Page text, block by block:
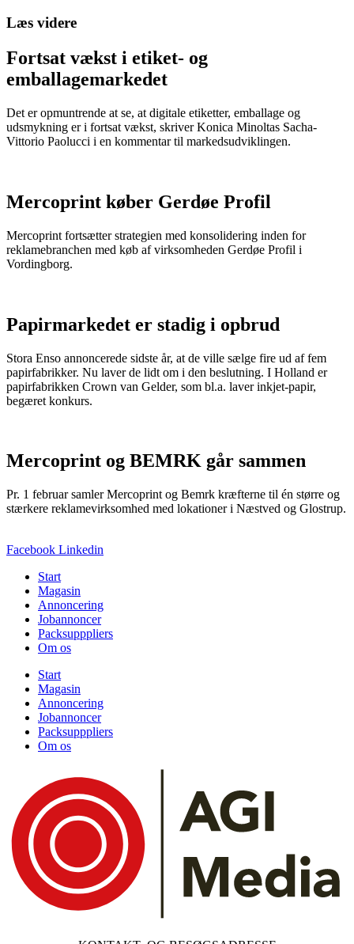
Læs videre
Fortsat vækst i etiket- og
emballagemarkedet
Det er opmuntrende at se, at digitale etiketter, emballage og
udsmykning er i fortsat vækst, skriver Konica Minoltas Sacha-
Vittorio Paolucci i en kommentar til markedsudviklingen.
Mercoprint køber Gerdøe Profil
Mercoprint fortsætter strategien med konsolidering inden for
reklamebranchen med køb af virksomheden Gerdøe Profil i
Vordingborg.
Papirmarkedet er stadig i opbrud
Stora Enso annoncerede sidste år, at de ville sælge fire ud af fem
papirfabrikker. Nu laver de lidt om i den beslutning. I Holland er
papirfabrikken Crown van Gelder, som bl.a. laver inkjet-papir,
begæret konkurs.
Mercoprint og BEMRK går sammen
Pr. 1 februar samler Mercoprint og Bemrk kræfterne til én større og
stærkere reklamevirksomhed med lokationer i Næstved og Glostrup.
Facebook Linkedin
Start
Magasin
Annoncering
Jobannoncer
Packsupppliers
Om os
Start
Magasin
Annoncering
Jobannoncer
Packsupppliers
Om os